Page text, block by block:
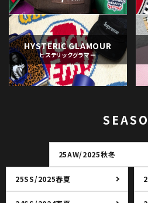
HYSTERIC GLAMOUR
ヒステリックグラマー
25AW/2025秋冬
25SS/2025春夏